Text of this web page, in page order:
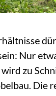
Nur
zu
Die